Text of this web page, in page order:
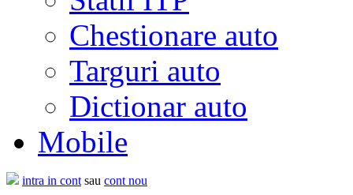
Chestionare auto
Targuri auto
Dictionar auto
Mobile
intra in cont sau cont nou